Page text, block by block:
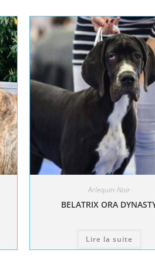
Arlequin-Noir
BELATRIX ORA
Lire la suite